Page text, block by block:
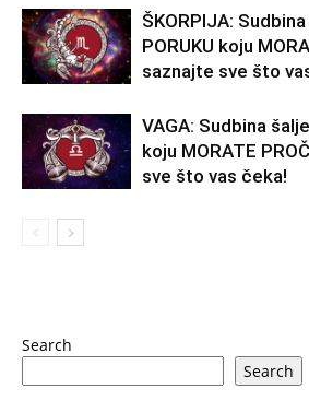
ŠKORPIJA:
PORUKU koju
saznajte sve što
VAGA: Sudbina
koju MORATE
sve što vas čeka!
Search
Search